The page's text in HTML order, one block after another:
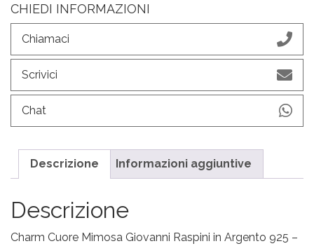
CHIEDI INFORMAZIONI
Chiamaci
Scrivici
Chat
Descrizione Informazioni aggiuntive
Descrizione
Charm Cuore Mimosa Giovanni Raspini in Argento 925 –